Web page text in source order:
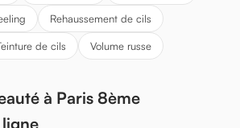
Rehaussement de cils
de cils Volume russe
à Paris 8ème